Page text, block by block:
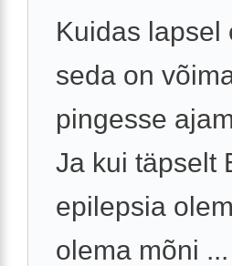
Kuidas lapsel
seda on
pingesse
Ja kui täpselt
epilepsia
olema mõni ...